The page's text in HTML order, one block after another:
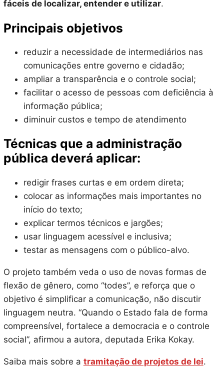
fáceis de localizar, entender e utilizar.
Principais objetivos
reduzir a necessidade de intermediários nas
comunicações entre governo e cidadão;
ampliar a transparência e o controle social;
facilitar o acesso de pessoas com deficiência à
informação pública;
diminuir custos e tempo de atendimento
Técnicas que a administração
pública deverá aplicar:
redigir frases curtas e em ordem direta;
colocar as informações mais importantes no
início do texto;
explicar termos técnicos e jargões;
usar linguagem acessível e inclusiva;
testar as mensagens com o público-alvo.
O projeto também veda o uso de novas formas de
flexão de gênero, como “todes”, e reforça que o
objetivo é simplificar a comunicação, não discutir
linguagem neutra. “Quando o Estado fala de forma
compreensível, fortalece a democracia e o controle
social”, afirmou a autora, deputada Erika Kokay.
Saiba mais sobre a tramitação de projetos de lei.